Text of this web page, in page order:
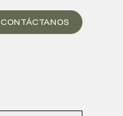
CONTÁCTANOS